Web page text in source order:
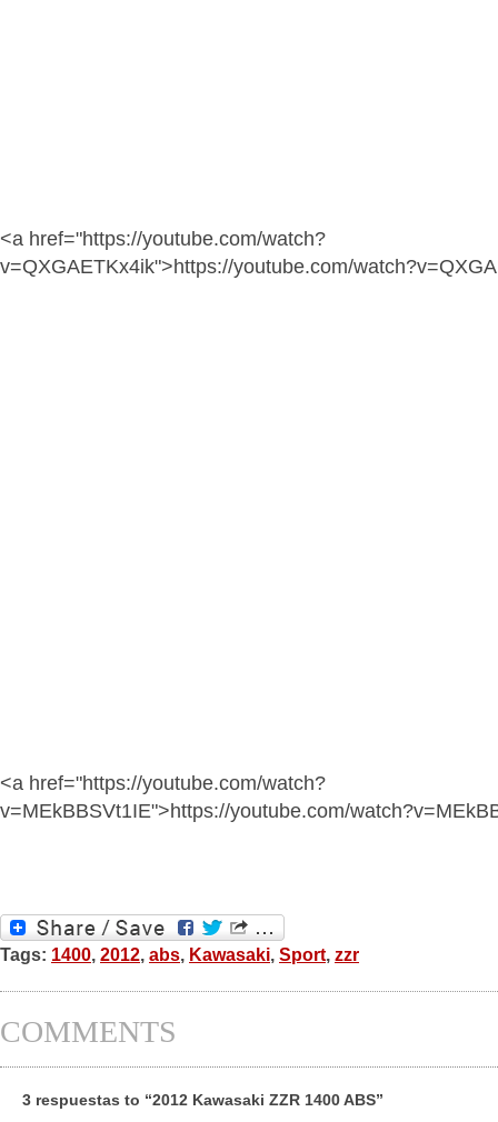
<a href="https://youtube.com/watch?
v=QXGAETKx4ik">https://youtube.com/
<a href="https://youtube.com/watch?
v=MEkBBSVt1IE">https://youtube.com/
Tags: 1400, 2012, abs, Kawasaki, Sport, zzr
COMMENTS
3 respuestas to “2012 Kawasaki ZZR 1400 ABS”